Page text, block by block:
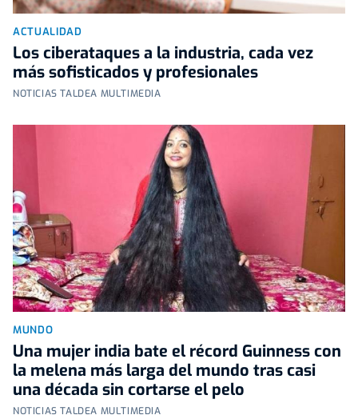
ACTUALIDAD
Los ciberataques a la industria, cada vez
más sofisticados y profesionales
NOTICIAS TALDEA MULTIMEDIA
MUNDO
Una mujer india bate el récord Guinness con
la melena más larga del mundo tras casi
una década sin cortarse el pelo
NOTICIAS TALDEA MULTIMEDIA